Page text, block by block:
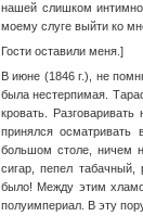
нашей слишком
моему слуге выйти ко
Гости оставили меня.]
В июне (1846 г.), не
была нестерпимая.
кровать.
принялся
большом столе, ничем
сигар, пепел табачный,
было! Между этим
полуимпериал. В эту